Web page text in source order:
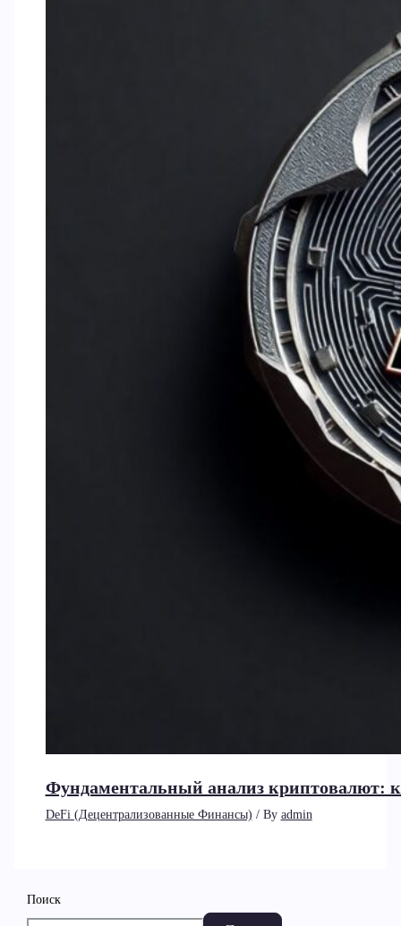
Фундаментальный анализ криптовалют:
DeFi (Децентрализованные Финансы) / By admin
Поиск